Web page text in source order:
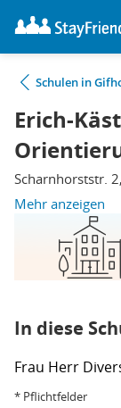
Schulen in
Erich-
Scharnhorststr.
Mehr anzeigen
In diese
Frau Herr
* Pflichtfelder